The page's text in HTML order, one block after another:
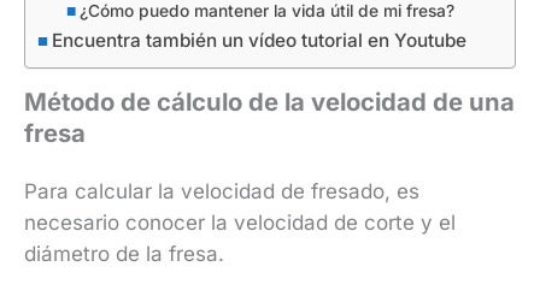
¿Cómo puedo mantener la vida útil de mi fresa?
Encuentra también un vídeo tutorial en Youtube
Método de cálculo de la velocidad de una
fresa
Para calcular la velocidad de fresado, es
necesario conocer la velocidad de corte y el
diámetro de la fresa.